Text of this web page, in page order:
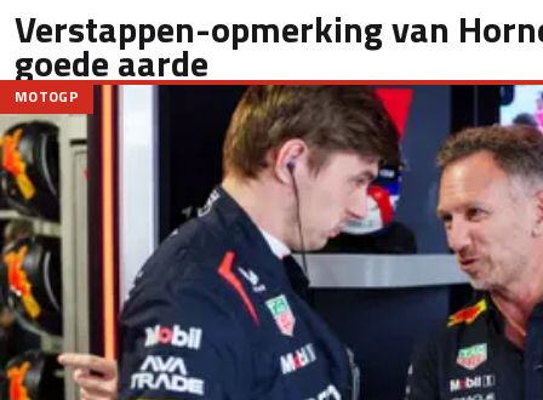
Verstappen-opmerking van
goede aarde
MOTOGP